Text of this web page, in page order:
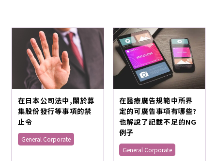
在日本公司法中,關於募
集股份發行等事項的禁
止令
General Corporate
在醫療廣告規範中所界
定的可廣告事項有哪些?
也解說了記載不足的NG
例子
General Corporate